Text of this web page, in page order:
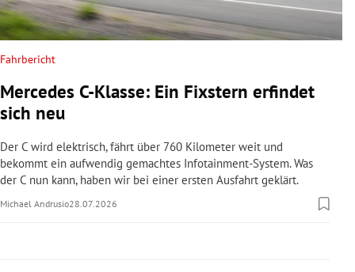
Untermenü
Untermenü
Untermenü
Untermenü
Untermenü
Fahrbericht
Mercedes C-Klasse: Ein Fixstern erfindet
sich neu
Der C wird elektrisch, fährt über 760 Kilometer weit und
bekommt ein aufwendig gemachtes Infotainment-System. Was
der C nun kann, haben wir bei einer ersten Ausfahrt geklärt.
Michael Andrusio28.07.2026